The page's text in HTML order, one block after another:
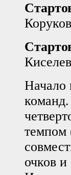
Начало
темпом
очков